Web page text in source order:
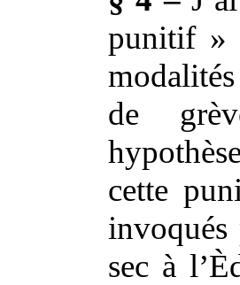
punitif »
de
cette
sec à